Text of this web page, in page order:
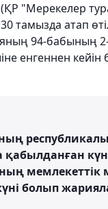
(ҚР "Мерекелер
тамызда атап
94-бабының
енгеннен кейін
мемлекеттік
болып